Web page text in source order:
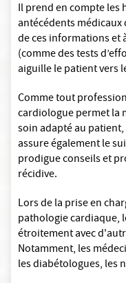
Il prend en compte les
antécédents
de ces informations et
(comme des tests
aiguille le patient vers
Comme tout
cardiologue permet la
soin adapté au
assure également le
prodigue conseils et
récidive.
Lors de la prise en
pathologie cardiaque,
étroitement avec
Notamment, les
les diabétologues, les